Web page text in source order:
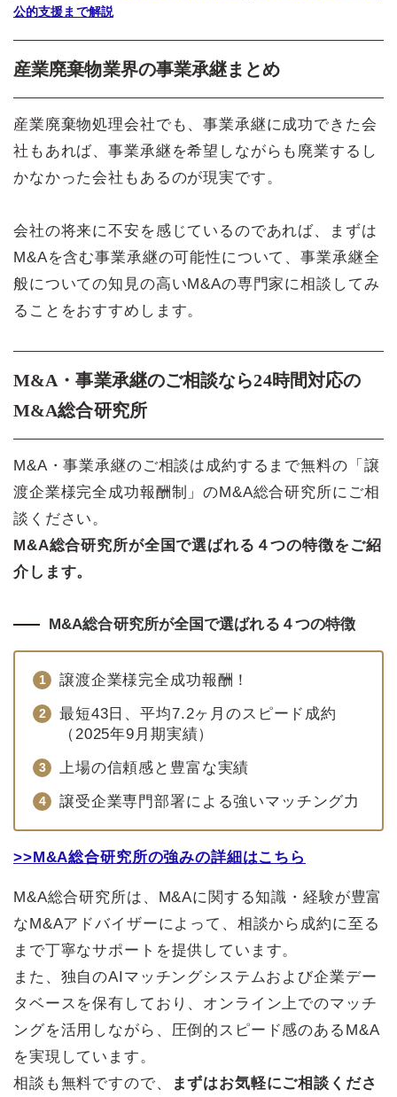
公的支援まで解説
産業廃棄物業界の事業承継まとめ
産業廃棄物処理会社でも、事業承継に成功できた会
社もあれば、事業承継を希望しながらも廃業するし
かなかった会社もあるのが現実です。
会社の将来に不安を感じているのであれば、まずは
M&Aを含む事業承継の可能性について、事業承継全
般についての知見の高いM&Aの専門家に相談してみ
ることをおすすめします。
M&A・事業承継のご相談なら24時間対応の
M&A総合研究所
M&A・事業承継のご相談は成約するまで無料の「譲
渡企業様完全成功報酬制」のM&A総合研究所にご相
談ください。
M&A総合研究所が全国で選ばれる４つの特徴をご紹
介します。
M&A総合研究所が全国で選ばれる４つの特徴
譲渡企業様完全成功報酬！
最短43日、平均7.2ヶ月のスピード成約
（2025年9月期実績）
上場の信頼感と豊富な実績
譲受企業専門部署による強いマッチング力
>>M&A総合研究所の強みの詳細はこちら
M&A総合研究所は、M&Aに関する知識・経験が豊富
なM&Aアドバイザーによって、相談から成約に至る
まで丁寧なサポートを提供しています。
また、独自のAIマッチングシステムおよび企業デー
タベースを保有しており、オンライン上でのマッチ
ングを活用しながら、圧倒的スピード感のあるM&A
を実現しています。
相談も無料ですので、
まずはお気軽にご相談くださ